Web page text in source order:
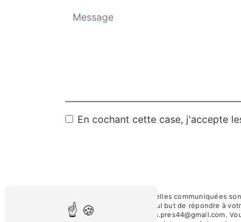
En cochant cette case, j'accepte
** Les données personnelles communiquées
sous-traitants dans le seul but de répondre à
Orvault coiffure.des.verts.pres44@gmail.com.